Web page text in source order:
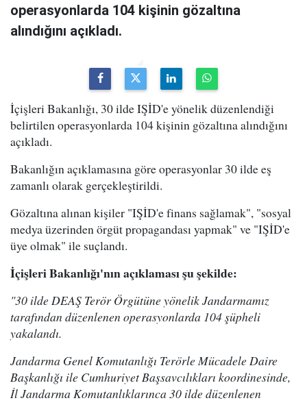
operasyonlarda 104 kişinin gözaltına
alındığını açıkladı.
İçişleri Bakanlığı, 30 ilde IŞİD'e yönelik düzenlendiği
belirtilen operasyonlarda 104 kişinin gözaltına alındığını
açıkladı.
Bakanlığın açıklamasına göre operasyonlar 30 ilde eş
zamanlı olarak gerçekleştirildi.
Gözaltına alınan kişiler "IŞİD'e finans sağlamak", "sosyal
medya üzerinden örgüt propagandası yapmak" ve "IŞİD'e
üye olmak" ile suçlandı.
İçişleri Bakanlığı'nın açıklaması şu şekilde:
"30 ilde DEAŞ Terör Örgütüne yönelik Jandarmamız
tarafından düzenlenen operasyonlarda 104 şüpheli
yakalandı.
Jandarma Genel Komutanlığı Terörle Mücadele Daire
Başkanlığı ile Cumhuriyet Başsavcılıkları koordinesinde,
İl Jandarma Komutanlıklarınca 30 ilde düzenlenen